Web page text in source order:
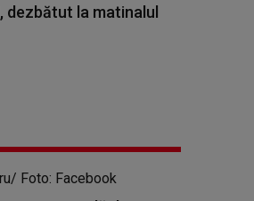
dezbătut la matinalul